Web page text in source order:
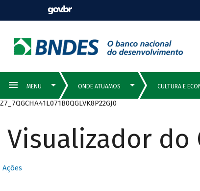
Z7_7QGCHA41L071B0QGLVK8P22GJ0
Visualizador do
Ações